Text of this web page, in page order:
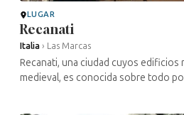
LUGAR
Recanati
Italia › Las Marcas
Recanati, una ciudad cuyos edificios
medieval, es conocida sobre todo